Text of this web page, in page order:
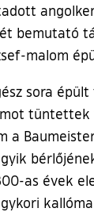
bemutató
malom
sora
tüntettek
a
as évek